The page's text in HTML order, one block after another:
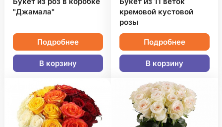
"Джамала"
Подробнее
В корзину
кремовой кустовой
розы
Подробнее
В корзину